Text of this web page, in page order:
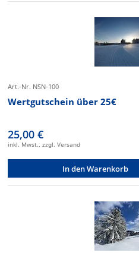
Art.-Nr. NSN-100
Wertgutschein über 25€
25,00 €
inkl. Mwst., zzgl. Versand
In den Warenkorb